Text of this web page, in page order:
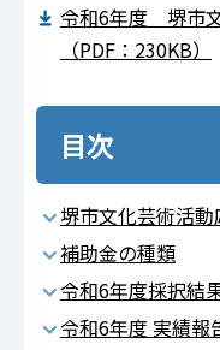
令和6年度 堺市
（PDF：230KB）
目次
堺市文化芸術活
補助金の種類
令和6年度採択結
令和6年度 実績報